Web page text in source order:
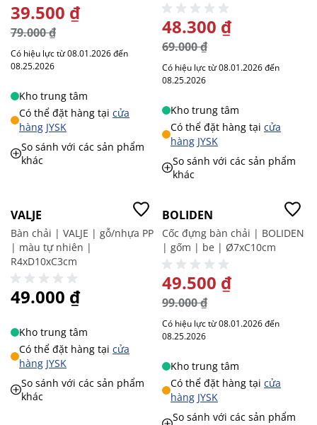
GIÁ ĐẶC BIỆT
39.500 ₫
79.000 ₫
Có hiệu lực từ 08.01.2026 đến
08.25.2026
Kho trung tâm
Có thể đặt hàng tại cửa
hàng JYSK
So sánh với các sản phẩm
khác
GIÁ ĐẶC BIỆT
48.300 ₫
69.000 ₫
Có hiệu lực từ 08.01.2026 đến
08.25.2026
Kho trung tâm
Có thể đặt hàng tại cửa
hàng JYSK
So sánh với các sản phẩm
khác
VALJE
Bàn chải | VALJE | gỗ/nhựa PP
| màu tự nhiên |
R4xD10xC3cm
49.000 ₫
Kho trung tâm
Có thể đặt hàng tại cửa
hàng JYSK
So sánh với các sản phẩm
khác
BOLIDEN
Cốc đựng bàn chải | BOLIDEN
| gốm | be | Ø7xC10cm
GIÁ ĐẶC BIỆT
49.500 ₫
99.000 ₫
Có hiệu lực từ 08.01.2026 đến
08.25.2026
Kho trung tâm
Có thể đặt hàng tại cửa
hàng JYSK
So sánh với các sản phẩm